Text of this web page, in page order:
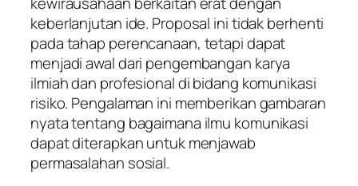
keberlanjutan ide. Proposal ini tidak berhenti
pada tahap perencanaan, tetapi dapat
menjadi awal dari pengembangan karya
ilmiah dan profesional di bidang komunikasi
risiko. Pengalaman ini memberikan gambaran
nyata tentang bagaimana ilmu komunikasi
dapat diterapkan untuk menjawab
permasalahan sosial.